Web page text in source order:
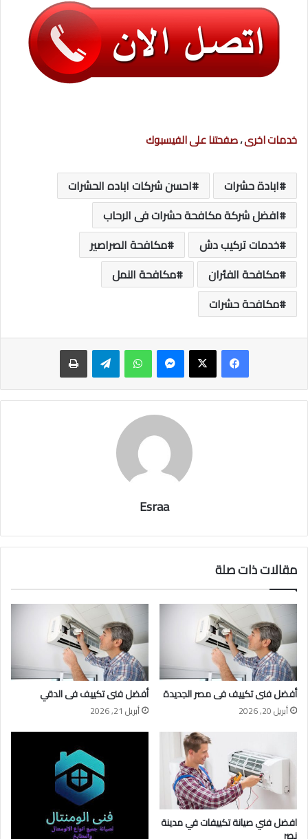
خدمات اخرى،صفحتنا على الفيسبوك
ابادة حشرات
احسن شركات اباده الحشرات
افضل شركة مكافحة حشرات فى الرحاب
خدمات تركيب دش
مكافحة الصراصير
مكافحة الفئران
مكافحة النمل
مكافحة حشرات
ماسنجر واتساب تيلقرام طباعة
Esraa
مقالات ذات صلة
أفضل فنى تكييف فى مصر الجديدة
أبريل 20, 2026
أفضل فنى تكييف فى الدقي
أبريل 21, 2026
افضل فني صيانة تكييفات في مدينة